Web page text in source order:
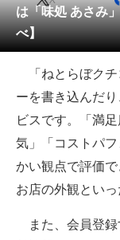
メディア
注目記事を集めた
ITの今と未来を見
スマホと通信の
進化するPCとデ
好きが集まる 比
ビジネスと働き方
は「味処 あさみ
べ】
「ねとらぼクチ
ーを書き込んだ
ビスです。「満
気」「コストパ
かい観点で評価
お店の外観とい
また、会員登録